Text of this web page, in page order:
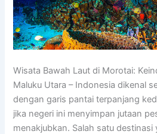
Wisata Bawah Laut di Morotai:
Maluku Utara – Indonesia dikenal
dengan garis pantai terpanjang
jika negeri ini menyimpan jutaan
menakjubkan. Salah satu destinasi